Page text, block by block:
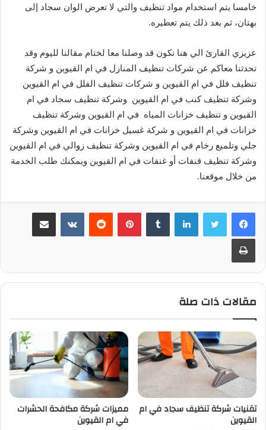
خامسا يتم استخدام مواد تنظيف والتي لا تعرض الوان سجاد إلى
بهتان، ثم بعد ذلك يتم تعطيره.
عزيزي القارئ الي هنا نكون قد وصلنا معا لختام مقالنا لليوم وقد
تحدثنا معاكم عن شركات تنظيف المنازل في ام القيوين و شركة
تنظيف فلل في ام القيوين و شركات تنظيف الفلل في ام القيوين
وشركة تنظيف كنب في ام القيوين وشركة تنظيف سجاد في ام
القيوين و تنظيف خزانات المياه في ام القيوين وشركة تنظيف
خزانات في ام القيوين و شركة غسيل خزانات في ام القيوين وشركة
جلي وتلميع رخام في ام القيوين وشركة تنظيف زوالي في ام القيوين
وشركة تنظيف قنفات أو غنفات في ام القيوين ويمكنك طلب الخدمة
من خلال موقعنا.
لينكدإن بينتيريست مشاركة عبر البريد
طباعة
مقالات ذات صلة
تقنيات شركة تنظيف سجاد في ام
القيوين
مميزات شركة مكافحة الحشرات
في ام القيوين